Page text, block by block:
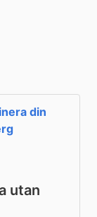
din
utan